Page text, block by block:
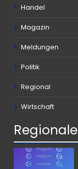
Handel
Magazin
Meldungen
Politik
Regional
Wirtschaft
Regionale